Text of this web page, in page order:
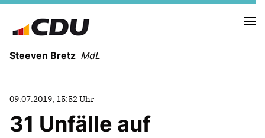
Steeven Bretz MdL
09.07.2019, 15:52 Uhr
31 Unfälle auf